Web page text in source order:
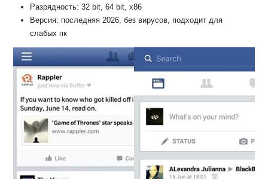
Разрядность: 32 bit, 64 bit, x86
Версия: последняя 2026, без вирусов, подходит для
слабых пк